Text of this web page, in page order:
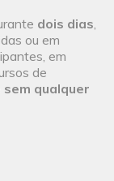
dois dias,
ou em
em
de
qualquer